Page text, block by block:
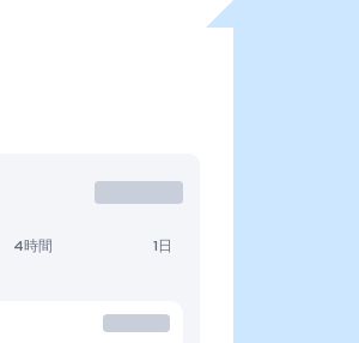
4時間 1日